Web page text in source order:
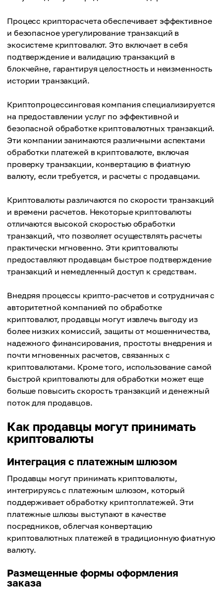
Процесс крипторасчета обеспечивает эффективное
и безопасное урегулирование транзакций в
экосистеме криптовалют. Это включает в себя
подтверждение и валидацию транзакций в
блокчейне, гарантируя целостность и неизменность
истории транзакций.
Криптопроцессинговая компания специализируется
на предоставлении услуг по эффективной и
безопасной обработке криптовалютных транзакций.
Эти компании занимаются различными аспектами
обработки платежей в криптовалюте, включая
проверку транзакции, конвертацию в фиатную
валюту, если требуется, и расчеты с продавцами.
Криптовалюты различаются по скорости транзакций
и времени расчетов. Некоторые криптовалюты
отличаются высокой скоростью обработки
транзакций, что позволяет осуществлять расчеты
практически мгновенно. Эти криптовалюты
предоставляют продавцам быстрое подтверждение
транзакций и немедленный доступ к средствам.
Внедряя процессы крипто-расчетов и сотрудничая с
авторитетной компанией по обработке
криптовалют, продавцы могут извлечь выгоду из
более низких комиссий, защиты от мошенничества,
надежного финансирования, простоты внедрения и
почти мгновенных расчетов, связанных с
криптовалютами. Кроме того, использование самой
быстрой криптовалюты для обработки может еще
больше повысить скорость транзакций и денежный
поток для продавцов.
Как продавцы могут принимать
криптовалюты
Интеграция с платежным шлюзом
Продавцы могут принимать криптовалюты,
интегрируясь с платежным шлюзом, который
поддерживает обработку криптоплатежей. Эти
платежные шлюзы выступают в качестве
посредников, облегчая конвертацию
криптовалютных платежей в традиционную фиатную
валюту.
Размещенные формы оформления
заказа